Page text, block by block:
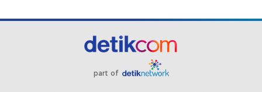
part of